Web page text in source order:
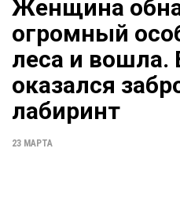
Женщина
огромный
леса и вошла.
оказался
лабиринт
23 МАРТА